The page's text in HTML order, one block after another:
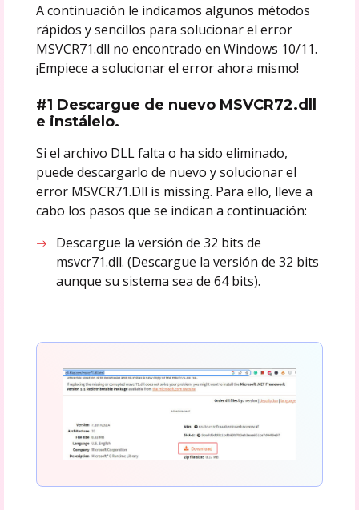
A continuación le indicamos algunos métodos
rápidos y sencillos para solucionar el error
MSVCR71.dll no encontrado en Windows 10/11.
¡Empiece a solucionar el error ahora mismo!
#1 Descargue de nuevo MSVCR72.dll
e instálelo.
Si el archivo DLL falta o ha sido eliminado,
puede descargarlo de nuevo y solucionar el
error MSVCR71.Dll is missing. Para ello, lleve a
cabo los pasos que se indican a continuación:
Descargue la versión de 32 bits de
msvcr71.dll. (Descargue la versión de 32 bits
aunque su sistema sea de 64 bits).